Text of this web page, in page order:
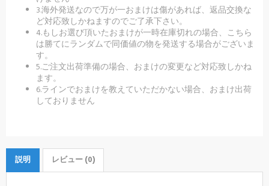
3.海外発送なので万が一おまけは傷があれば、返品交換な
ど対応致しかねますのでご了承下さい。
4.もしお選び頂いたおまけが一時在庫切れの場合、こちら
は勝てにランダムで同価値の物を発送する場合がございま
す。
5.ご注文出荷準備の場合、おまけの変更など対応致しかね
ます。
6.ラインでおまけを教えていただかない場合、おまけ出荷
しておりません
説明 レビュー (0)